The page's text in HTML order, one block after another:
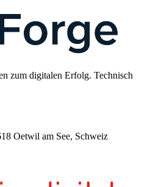
zum digitalen Erfolg. Technisch
Oetwil am See, Schweiz